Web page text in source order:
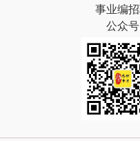
事业编
公众号